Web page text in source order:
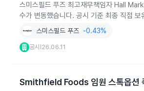
스미스필드 푸즈 최고재무책임자 Hall
수가 변동했습니다. 공시 기준 최종 직접
스미스필드 푸즈 -0.43%
공시 26.06.11
Smithfield Foods 임원 스톡옵션